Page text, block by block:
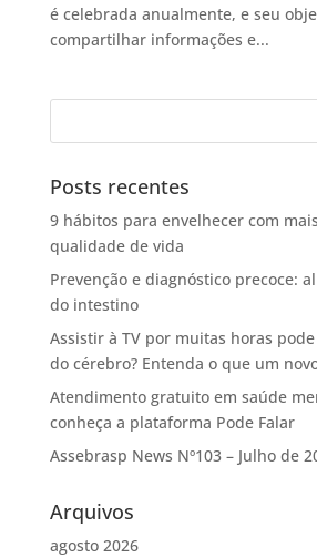
é celebrada anualmente, e seu
compartilhar informações e...
Posts recentes
9 hábitos para envelhecer com
qualidade de vida
Prevenção e diagnóstico precoce:
do intestino
Assistir à TV por muitas horas
do cérebro? Entenda o que um
Atendimento gratuito em saúde
conheça a plataforma Pode Falar
Assebrasp News Nº103 – Julho de
Arquivos
agosto 2026